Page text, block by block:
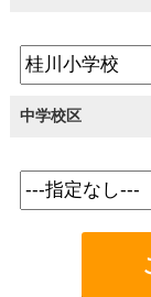
中学校区